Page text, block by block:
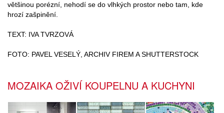
většinou porézní, nehodí se do vlhkých prostor nebo tam, kde
hrozí zašpinění.
TEXT: IVA TVRZOVÁ
FOTO: PAVEL VESELÝ, ARCHIV FIREM A SHUTTERSTOCK
MOZAIKA OŽIVÍ KOUPELNU A KUCHYNI